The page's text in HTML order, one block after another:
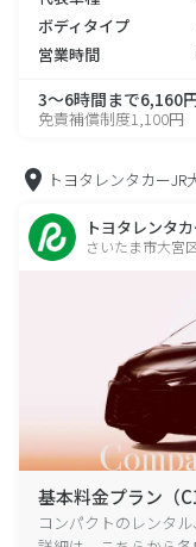
ボディタイプ
営業時間
3～6時間まで6,160
免責補償制度1,100円
トヨタレンタカーJR
トヨタレンタ
さいたま市大宮
基本料金プラン（
コンパクトのレンタ